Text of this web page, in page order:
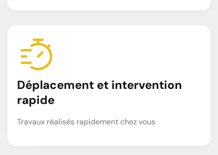
Déplacement et intervention
rapide
Travaux réalisés rapidement chez vous